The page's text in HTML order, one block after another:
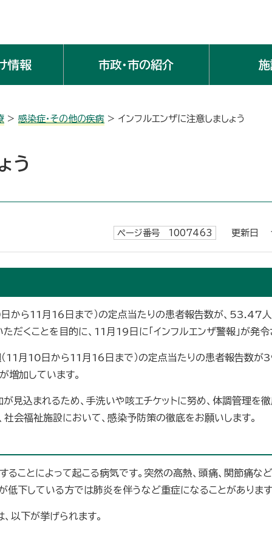
情報 市政・市の紹介
> 感染症・その他の疾病 > インフルエンザに注意しましょう
う
ページ番号 1007463 更新日
から11月16日まで）の定点当たりの患者報告数が、53.47人
だくことを目的に、11月19日に「インフルエンザ警報」が発令
（11月10日から11月16日まで）の定点当たりの患者報告数
増加しています。
見込まれるため、手洗いや咳エチケットに努め、体調管理を徹
社会福祉施設において、感染予防策の徹底をお願いします。
ることによって起こる病気です。突然の高熱、頭痛、関節痛
低下している方では肺炎を伴うなど重症になることがあります
以下が挙げられます。